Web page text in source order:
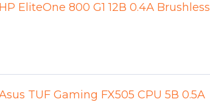
Toshiba
EliteOne 800 G1 12В 0.4А Brushless
TUF Gaming FX505 CPU 5В 0.5A